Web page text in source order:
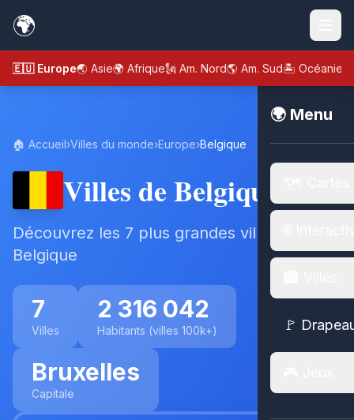
🌍
🇪🇺 Europe🌏 Asie🌍 Afrique🗽 Am. Nord🌎 Am. Sud🏝️ Océanie
🌍 Menu
🚩
🏠 Accueil›Villes du monde›Europe›Belgique
Villes de Belgique
Découvrez les 7 plus grandes villes de
Belgique
7
Villes
2 316 042
Habitants (villes 100k+)
Bruxelles
Capitale